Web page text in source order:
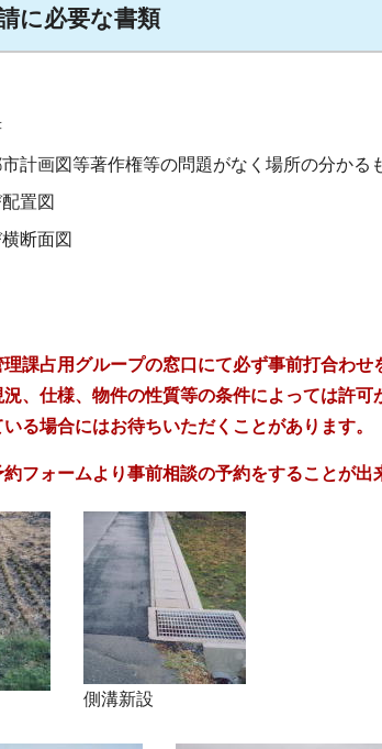
に必要な書類
計画図等著作権等の問題がなく場所の分かる
置図
断面図
理課占用グループの窓口にて必ず事前打合わ
、仕様、物件の性質等の条件によっては許可
る場合にはお待ちいただくことがあります。
フォームより事前相談の予約をすることが出
側溝新設